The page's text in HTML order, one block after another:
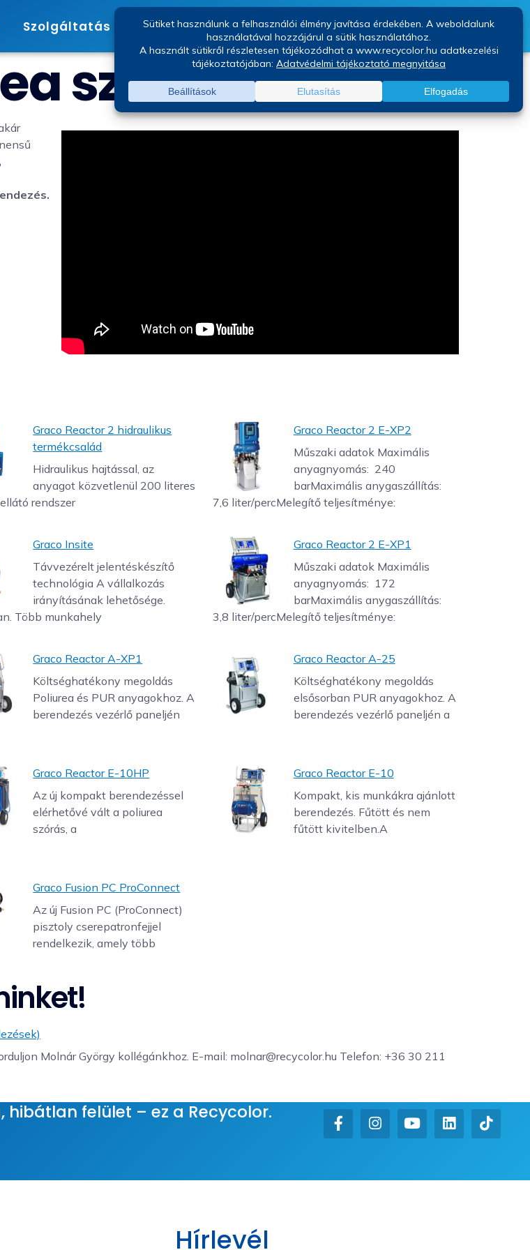
Szolgáltatás Márkák Kapcsolat Blog
szórók
Graco Reactor 2 hidraulikus
termékcsalád
Hidraulikus hajtással, az
anyagot közvetlenül 200 literes
rendszer
Graco Reactor 2 E-XP2
Műszaki adatok Maximális
anyagnyomás: 240
barMaximális anygaszállítás:
7,6 liter/percMelegítő teljesítménye:
Graco Insite
Távvezérelt jelentéskészítő
technológia A vállalkozás
irányításának lehetősége.
Több munkahely
Graco Reactor 2 E-XP1
Műszaki adatok Maximális
anyagnyomás: 172
barMaximális anygaszállítás:
3,8 liter/percMelegítő teljesítménye:
Graco Reactor A-XP1
Költséghatékony megoldás
Poliurea és PUR anyagokhoz. A
berendezés vezérlő paneljén
Graco Reactor A-25
Költséghatékony megoldás
elsősorban PUR anyagokhoz. A
berendezés vezérlő paneljén a
Graco Reactor E-10HP
Az új kompakt berendezéssel
elérhetővé vált a poliurea
szórás, a
Graco Reactor E-10
Kompakt, kis munkákra ajánlott
berendezés. Fűtött és nem
fűtött kivitelben.A
Graco Fusion PC ProConnect
Az új Fusion PC (ProConnect)
pisztoly cserepatronfejjel
rendelkezik, amely több
Molnár György kollégánkhoz. E-mail: molnar@recycolor.hu Telefon: ‭+36 30 211
felület – ez a Recycolor.
Hírlevél